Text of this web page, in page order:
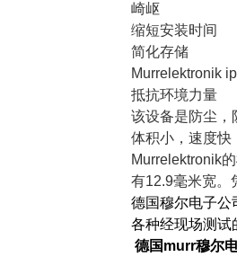
崎岖
缩短安装时间
简化存储
Murrelektronik ip
抵抗环境力量
该设备是防尘，
体积小，速度快
Murrelektronik
有12.9毫米宽。
德国穆尔电子公
各种经现场测试
德国murr穆尔